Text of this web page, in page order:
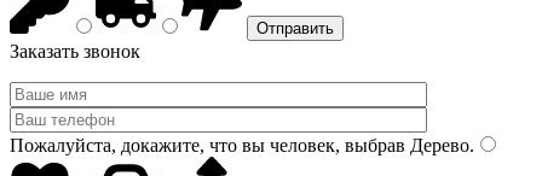
Заказать звонок
Пожалуйста, докажите, что вы человек, выбрав Дерево.